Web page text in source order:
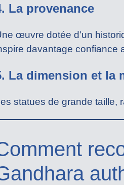
La provenance
œuvre dotée d’un
davantage confiance
La dimension et la
statues de grande taille,